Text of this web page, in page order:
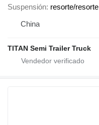
Suspensión resorte/resorte
China
TITAN Semi Trailer Truck